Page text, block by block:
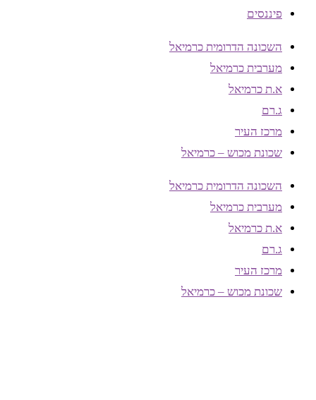
פיננסים
השכונה הדרומית כרמיאל
מערבית כרמיאל
א.ת כרמיאל
ג.רם
מרכז העיר
שכונת מכוש – כרמיאל
השכונה הדרומית כרמיאל
מערבית כרמיאל
א.ת כרמיאל
ג.רם
מרכז העיר
שכונת מכוש – כרמיאל